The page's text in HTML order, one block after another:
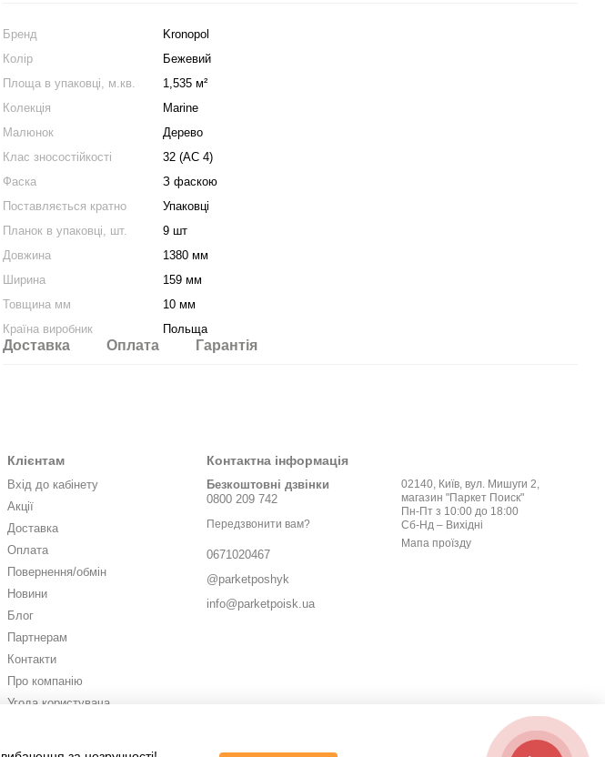
Бренд
Kronopol
Колір
Бежевий
Площа в упаковці, м.кв.
1,535 м²
Колекція
Marine
Малюнок
Дерево
Клас зносостійкості
32 (АС 4)
Фаска
З фаскою
Поставляється кратно
Упаковці
Планок в упаковці, шт.
9 шт
Довжина
1380 мм
Ширина
159 мм
Товщина мм
10 мм
Країна виробник
Польща
Доставка Оплата Гарантія
Клієнтам
Вхід до кабінету
Акції
Доставка
Оплата
Повернення/обмін
Новини
Блог
Партнерам
Контакти
Про компанію
Угода користувача
Контактна інформація
Безкоштовні дзвінки
0800 209 742
Передзвонити вам?
0671020467
@parketposhyk
info@parketpoisk.ua
02140, Київ, вул. Мишуги 2,
магазин "Паркет Поиск"
Пн-Пт з 10:00 до 18:00
Сб-Нд – Вихідні
Мапа проїзду